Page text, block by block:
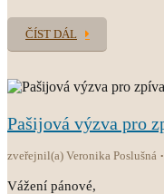
ČÍST DÁL
Pašijová výzva pro
zveřejnil(a) Veronika Poslušná
Vážení pánové,